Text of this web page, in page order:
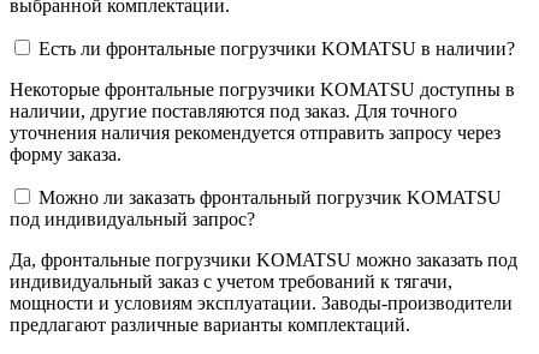
выбранной комплектации.
Есть ли фронтальные погрузчики KOMATSU в наличии?
Некоторые фронтальные погрузчики KOMATSU доступны в
наличии, другие поставляются под заказ. Для точного
уточнения наличия рекомендуется отправить запросу через
форму заказа.
Можно ли заказать фронтальный погрузчик KOMATSU
под индивидуальный запрос?
Да, фронтальные погрузчики KOMATSU можно заказать под
индивидуальный заказ с учетом требований к тягачи,
мощности и условиям эксплуатации. Заводы-производители
предлагают различные варианты комплектаций.